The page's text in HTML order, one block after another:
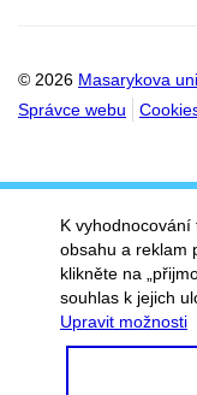
© 2026 Masarykova
Správce webu
K
obsahu a reklam
klikněte na
souhlas k jejich
Upravit možnosti